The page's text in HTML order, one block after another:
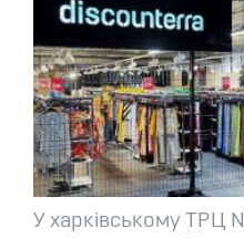
У харківському ТРЦ